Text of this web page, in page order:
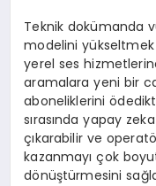
Teknik dokümanda
modelini
yerel ses
aramalara yeni bir
aboneliklerini
sırasında yapay
çıkarabilir ve
kazanmayı çok
dönüştürmesini